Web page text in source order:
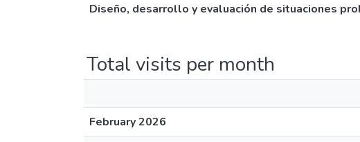
Diseño, desarrollo y evaluación de situaciones
Total visits per month
February 2026